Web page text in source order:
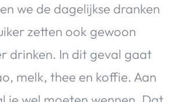
we de dagelijkse dranken
zetten ook gewoon
drinken. In dit geval gaat
melk, thee en koffie. Aan